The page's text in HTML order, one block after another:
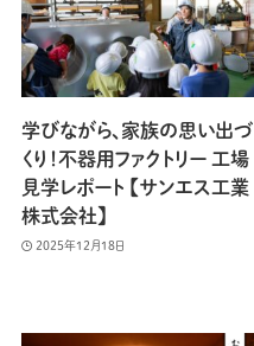
学びながら、家族の思い出づ
くり！不器用ファクトリー 工場
見学レポート 【サンエス工業
株式会社】
2025年12月18日